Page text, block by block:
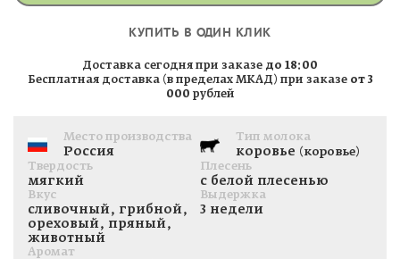
КУПИТЬ В ОДИН КЛИК
Доставка сегодня при заказе до 18:00
Бесплатная доставка (в пределах МКАД) при заказе от 3
000 рублей
Место производства
Россия
Тип молока
коровье (коровье)
Твердость
мягкий
Плесень
с белой плесенью
Вкус
сливочный, грибной,
ореховый, пряный,
животный
Выдержка
3 недели
Аромат